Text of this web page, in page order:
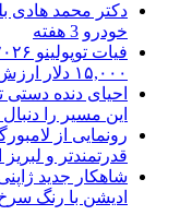
دکتر محمد هادی
خودرو 3 هفته
۱۵,۰۰۰ دلار ارزش خرید دارد؟
احیای دنده
این مسیر را
قدرتمندتر و
ادیشن با رنگ